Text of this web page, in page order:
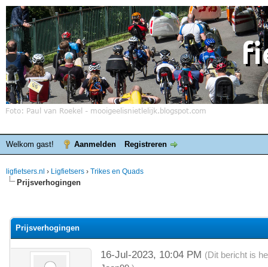
Welkom gast! Aanmelden Registreren
ligfietsers.nl › Ligfietsers › Trikes en Quads
Prijsverhogingen
Prijsverhogingen
16-Jul-2023, 10:04 PM (Dit bericht is